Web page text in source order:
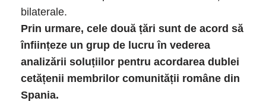
bilaterale.
Prin urmare, cele două țări sunt de acord să
înființeze un grup de lucru în vederea
analizării soluțiilor pentru acordarea dublei
cetățenii membrilor comunității române din
Spania.